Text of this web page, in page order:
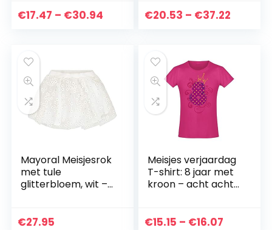
€17.47 – €30.94 Prijsklasse:
€20.53 – €37.22
Mayoral Meisjesrok
met tule
glitterbloem, wit –
€27.95
Meisjes verjaardag
T-shirt: 8 jaar met
kroon – acht acht
prinses prinses –
€15.15 – €16.07